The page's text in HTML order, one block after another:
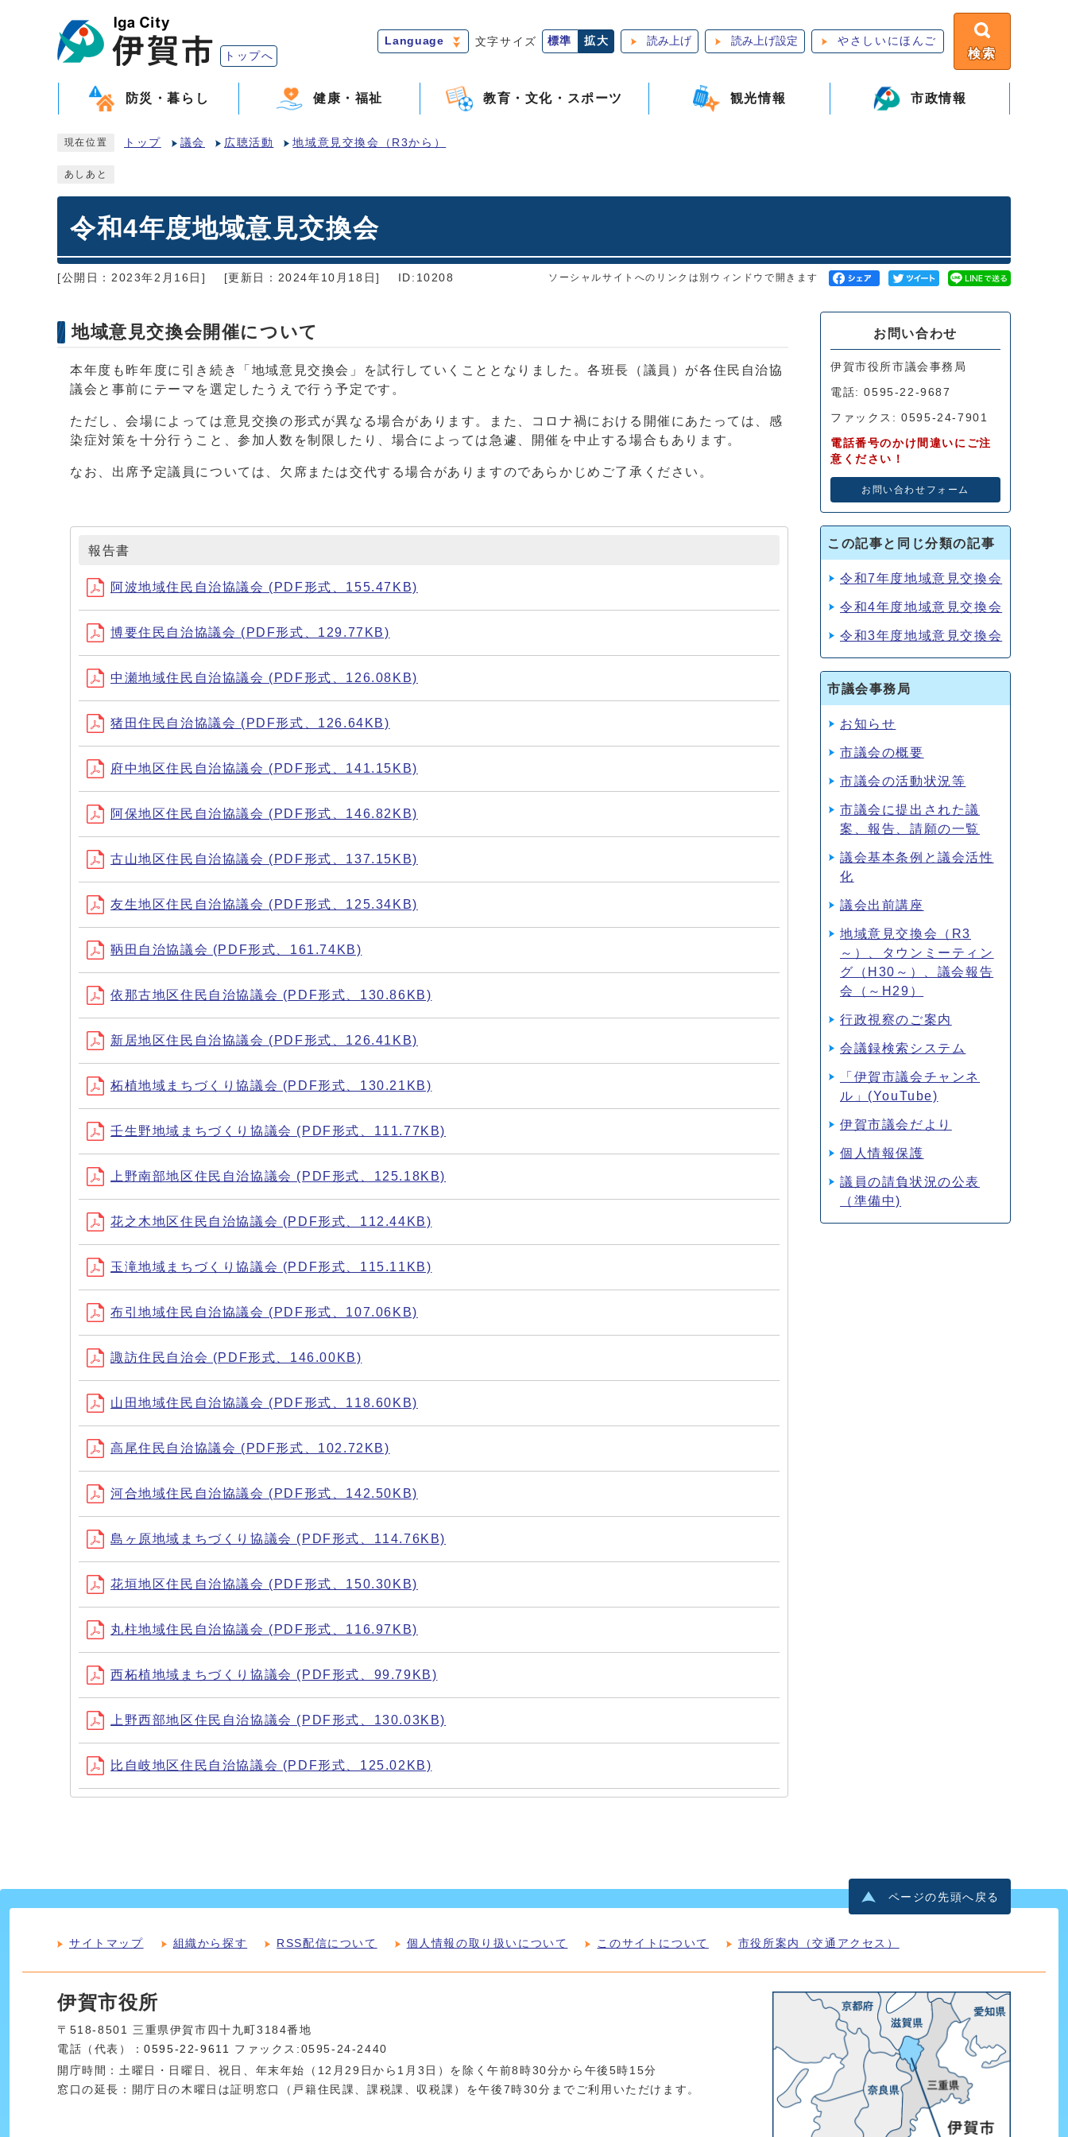
トップへ
Language 文字サイズ 標準 拡大 読み上げ 読み上げ設定 やさしいにほんご
検索
防災・暮らし 健康・福祉 教育・文化・スポーツ 観光情報 市政情報
現在位置 トップ 議会 広聴活動 地域意見交換会（R3から）
あしあと
令和4年度地域意見交換会
[公開日：2023年2月16日] [更新日：2024年10月18日] ID:10208 ソーシャルサイトへのリンクは別ウィンドウで開きます
地域意見交換会開催について
本年度も昨年度に引き続き「地域意見交換会」を試行していくこととなりました。各班長（議員）が各住民自治協
議会と事前にテーマを選定したうえで行う予定です。
ただし、会場によっては意見交換の形式が異なる場合があります。また、コロナ禍における開催にあたっては、感
染症対策を十分行うこと、参加人数を制限したり、場合によっては急遽、開催を中止する場合もあります。
なお、出席予定議員については、欠席または交代する場合がありますのであらかじめご了承ください。
報告書
阿波地域住民自治協議会 (PDF形式、155.47KB)
博要住民自治協議会 (PDF形式、129.77KB)
中瀬地域住民自治協議会 (PDF形式、126.08KB)
猪田住民自治協議会 (PDF形式、126.64KB)
府中地区住民自治協議会 (PDF形式、141.15KB)
阿保地区住民自治協議会 (PDF形式、146.82KB)
古山地区住民自治協議会 (PDF形式、137.15KB)
友生地区住民自治協議会 (PDF形式、125.34KB)
鞆田自治協議会 (PDF形式、161.74KB)
依那古地区住民自治協議会 (PDF形式、130.86KB)
新居地区住民自治協議会 (PDF形式、126.41KB)
柘植地域まちづくり協議会 (PDF形式、130.21KB)
壬生野地域まちづくり協議会 (PDF形式、111.77KB)
上野南部地区住民自治協議会 (PDF形式、125.18KB)
花之木地区住民自治協議会 (PDF形式、112.44KB)
玉滝地域まちづくり協議会 (PDF形式、115.11KB)
布引地域住民自治協議会 (PDF形式、107.06KB)
諏訪住民自治会 (PDF形式、146.00KB)
山田地域住民自治協議会 (PDF形式、118.60KB)
高尾住民自治協議会 (PDF形式、102.72KB)
河合地域住民自治協議会 (PDF形式、142.50KB)
島ヶ原地域まちづくり協議会 (PDF形式、114.76KB)
花垣地区住民自治協議会 (PDF形式、150.30KB)
丸柱地域住民自治協議会 (PDF形式、116.97KB)
西柘植地域まちづくり協議会 (PDF形式、99.79KB)
上野西部地区住民自治協議会 (PDF形式、130.03KB)
比自岐地区住民自治協議会 (PDF形式、125.02KB)
お問い合わせ
伊賀市役所市議会事務局
電話: 0595-22-9687
ファックス: 0595-24-7901
電話番号のかけ間違いにご注
意ください！
お問い合わせフォーム
この記事と同じ分類の記事
令和7年度地域意見交換会
令和4年度地域意見交換会
令和3年度地域意見交換会
市議会事務局
お知らせ
市議会の概要
市議会の活動状況等
市議会に提出された議
案、報告、請願の一覧
議会基本条例と議会活性
化
議会出前講座
地域意見交換会（R3
～）、タウンミーティン
グ（H30～）、議会報告
会（～H29）
行政視察のご案内
会議録検索システム
「伊賀市議会チャンネ
ル」(YouTube)
伊賀市議会だより
個人情報保護
議員の請負状況の公表
（準備中)
ページの先頭へ戻る
サイトマップ 組織から探す RSS配信について 個人情報の取り扱いについて このサイトについて 市役所案内（交通アクセス）
伊賀市役所
〒518-8501 三重県伊賀市四十九町3184番地
電話（代表）：0595-22-9611 ファックス:0595-24-2440
開庁時間：土曜日・日曜日、祝日、年末年始（12月29日から1月3日）を除く午前8時30分から午後5時15分
窓口の延長：開庁日の木曜日は証明窓口（戸籍住民課、課税課、収税課）を午後7時30分までご利用いただけます。